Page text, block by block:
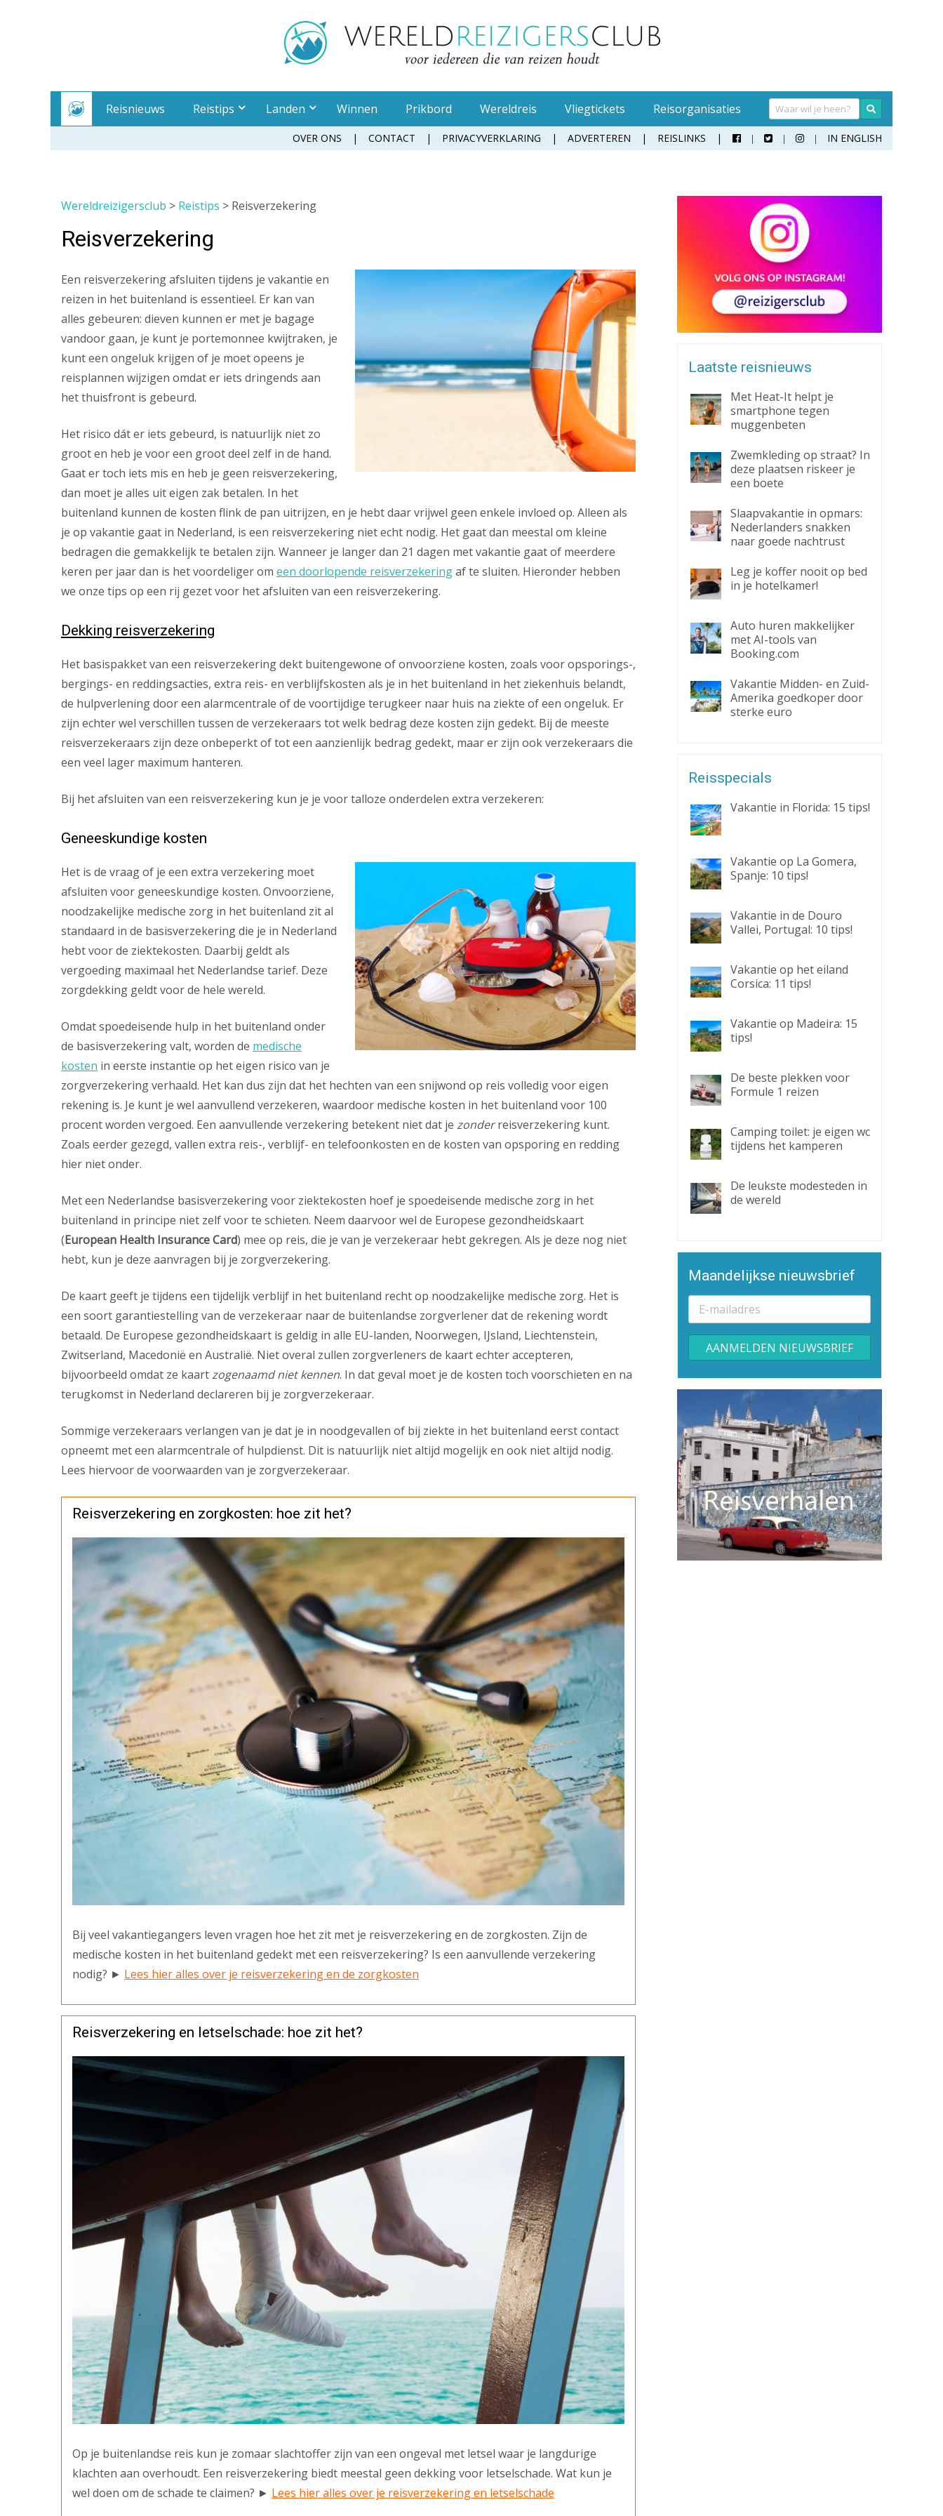
Reisnieuws Reistips
Eten en drinken
Reizen met honden
Bereikbaarheid
Kosten van de reis
Visa
Alleen op reis
Buitensportwinkels
Landen Winnen Prikbord Wereldreis Vliegtickets Reisorganisaties
OVER ONS CONTACT PRIVACYVERKLARING ADVERTEREN REISLINKS    IN ENGLISH
Wereldreizigersclub > Reistips > Reisverzekering
Reisverzekering
Een reisverzekering afsluiten tijdens je vakantie en
reizen in het buitenland is essentieel. Er kan van
alles gebeuren: dieven kunnen er met je bagage
vandoor gaan, je kunt je portemonnee kwijtraken, je
kunt een ongeluk krijgen of je moet opeens je
reisplannen wijzigen omdat er iets dringends aan
het thuisfront is gebeurd.
Het risico dát er iets gebeurd, is natuurlijk niet zo
groot en heb je voor een groot deel zelf in de hand.
Gaat er toch iets mis en heb je geen reisverzekering,
dan moet je alles uit eigen zak betalen. In het
buitenland kunnen de kosten flink de pan uitrijzen, en je hebt daar vrijwel geen enkele invloed op. Alleen als
je op vakantie gaat in Nederland, is een reisverzekering niet echt nodig. Het gaat dan meestal om kleine
bedragen die gemakkelijk te betalen zijn. Wanneer je langer dan 21 dagen met vakantie gaat of meerdere
keren per jaar dan is het voordeliger om een doorlopende reisverzekeringaf te sluiten. Hieronder hebben
we onze tips op een rij gezet voor het afsluiten van een reisverzekering.
Dekking reisverzekering
Het basispakket van een reisverzekering dekt buitengewone of onvoorziene kosten, zoals voor opsporings-,
bergings- en reddingsacties, extra reis- en verblijfskosten als je in het buitenland in het ziekenhuis belandt,
de hulpverlening door een alarmcentrale of de voortijdige terugkeer naar huis na ziekte of een ongeluk. Er
zijn echter wel verschillen tussen de verzekeraars tot welk bedrag deze kosten zijn gedekt. Bij de meeste
reisverzekeraars zijn deze onbeperkt of tot een aanzienlijk bedrag gedekt, maar er zijn ook verzekeraars die
een veel lager maximum hanteren.
Bij het afsluiten van een reisverzekering kun je je voor talloze onderdelen extra verzekeren:
Geneeskundige kosten
Het is de vraag of je een extra verzekering moet
afsluiten voor geneeskundige kosten. Onvoorziene,
noodzakelijke medische zorg in het buitenland zit al
standaard in de basisverzekering die je in Nederland
hebt voor de ziektekosten. Daarbij geldt als
vergoeding maximaal het Nederlandse tarief. Deze
zorgdekking geldt voor de hele wereld.
Omdat spoedeisende hulp in het buitenland onder
de basisverzekering valt, worden de medische
kosten in eerste instantie op het eigen risico van je
zorgverzekering verhaald. Het kan dus zijn dat het hechten van een snijwond op reis volledig voor eigen
rekening is. Je kunt je wel aanvullend verzekeren, waardoor medische kosten in het buitenland voor 100
procent worden vergoed. Een aanvullende verzekering betekent niet dat je zonderreisverzekering kunt.
Zoals eerder gezegd, vallen extra reis-, verblijf- en telefoonkosten en de kosten van opsporing en redding
hier niet onder.
Met een Nederlandse basisverzekering voor ziektekosten hoef je spoedeisende medische zorg in het
buitenland in principe niet zelf voor te schieten. Neem daarvoor wel de Europese gezondheidskaart
(European Health Insurance Card) mee op reis, die je van je verzekeraar hebt gekregen. Als je deze nog niet
hebt, kun je deze aanvragen bij je zorgverzekering.
De kaart geeft je tijdens een tijdelijk verblijf in het buitenland recht op noodzakelijke medische zorg. Het is
een soort garantiestelling van de verzekeraar naar de buitenlandse zorgverlener dat de rekening wordt
betaald. De Europese gezondheidskaart is geldig in alle EU-landen, Noorwegen, IJsland, Liechtenstein,
Zwitserland, Macedonië en Australië. Niet overal zullen zorgverleners de kaart echter accepteren,
bijvoorbeeld omdat ze kaartzogenaamd niet kennen. In dat geval moet je de kosten toch voorschieten en na
terugkomst in Nederland declareren bij je zorgverzekeraar.
Sommige verzekeraars verlangen van je dat je in noodgevallen of bij ziekte in het buitenland eerst contact
opneemt met een alarmcentrale of hulpdienst. Dit is natuurlijk niet altijd mogelijk en ook niet altijd nodig.
Lees hiervoor de voorwaarden van je zorgverzekeraar.
Reisverzekering en zorgkosten: hoe zit het?
Bij veel vakantiegangers leven vragen hoe het zit met je reisverzekering en de zorgkosten. Zijn de
medische kosten in het buitenland gedekt met een reisverzekering? Is een aanvullende verzekering
nodig? ► Lees hier alles over je reisverzekering en de zorgkosten
Reisverzekering en letselschade: hoe zit het?
Op je buitenlandse reis kun je zomaar slachtoffer zijn van een ongeval met letsel waar je langdurige
klachten aan overhoudt. Een reisverzekering biedt meestal geen dekking voor letselschade. Wat kun je
wel doen om de schade te claimen? ► Lees hier alles over je reisverzekering en letselschade
Laatste reisnieuws
Met Heat-It helpt je
smartphone tegen
muggenbeten
Zwemkleding op straat? In
deze plaatsen riskeer je
een boete
Slaapvakantie in opmars:
Nederlanders snakken
naar goede nachtrust
Leg je koffer nooit op bed
in je hotelkamer!
Auto huren makkelijker
met AI-tools van
Booking.com
Vakantie Midden- en Zuid-
Amerika goedkoper door
sterke euro
Reisspecials
Vakantie in Florida: 15 tips!
Vakantie op La Gomera,
Spanje: 10 tips!
Vakantie in de Douro
Vallei, Portugal: 10 tips!
Vakantie op het eiland
Corsica: 11 tips!
Vakantie op Madeira: 15
tips!
De beste plekken voor
Formule 1 reizen
Camping toilet: je eigen wc
tijdens het kamperen
De leukste modesteden in
de wereld
Maandelijkse nieuwsbrief
Alternative: